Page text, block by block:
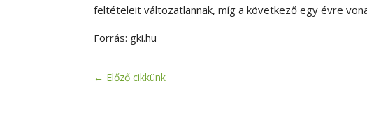
feltételeit változatlannak, míg a következő egy évre
Forrás: gki.hu
← Előző cikkünk